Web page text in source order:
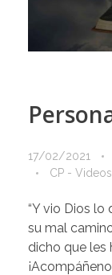
17/02/2021
CP -
“Y vio Dios lo
su mal
dicho que les